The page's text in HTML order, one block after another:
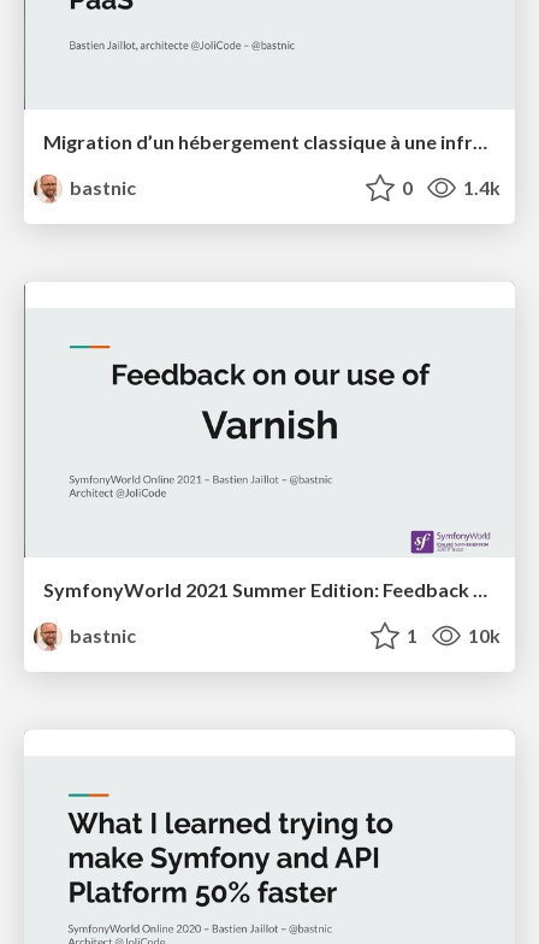
Migration d’un hébergement classique à une infra cloud PaaS, retour d'expérience
bastnic
0 1.4k
SymfonyWorld 2021 Summer Edition: Feedback on our use of Varnish
bastnic
1 10k